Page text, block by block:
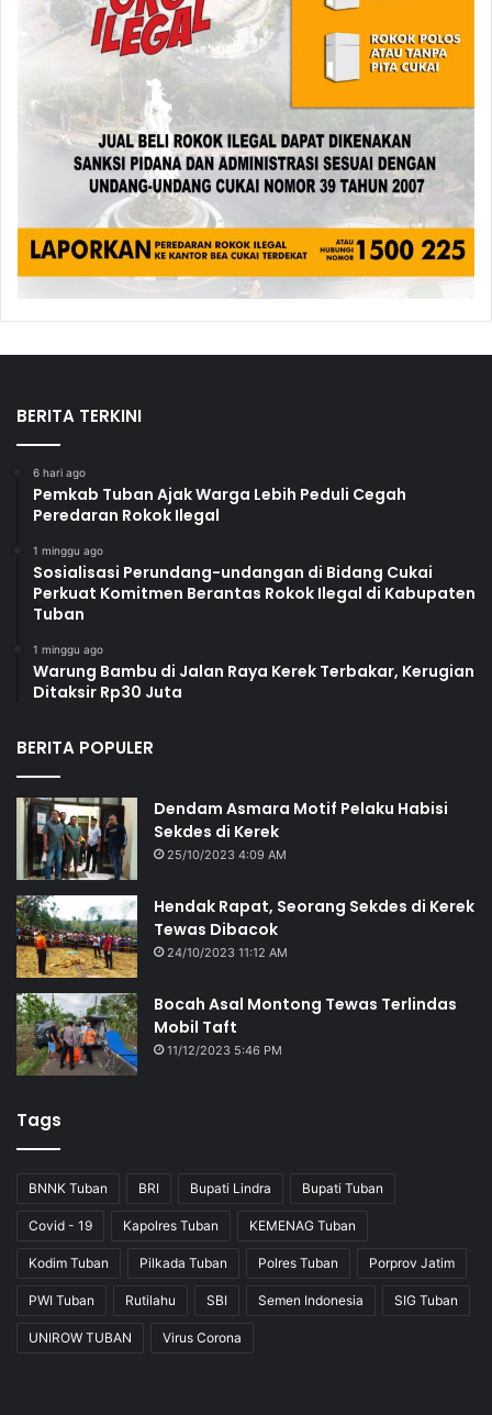
BERITA TERKINI
6 hari ago
Pemkab Tuban Ajak Warga Lebih Peduli Cegah
Peredaran Rokok Ilegal
1 minggu ago
Sosialisasi Perundang-undangan di Bidang Cukai
Perkuat Komitmen Berantas Rokok Ilegal di Kabupaten
Tuban
1 minggu ago
Warung Bambu di Jalan Raya Kerek Terbakar, Kerugian
Ditaksir Rp30 Juta
BERITA POPULER
Dendam Asmara Motif Pelaku Habisi
Sekdes di Kerek
25/10/2023 4:09 AM
Hendak Rapat, Seorang Sekdes di Kerek
Tewas Dibacok
24/10/2023 11:12 AM
Bocah Asal Montong Tewas Terlindas
Mobil Taft
11/12/2023 5:46 PM
Tags
BNNK Tuban BRI Bupati Lindra Bupati Tuban
Covid - 19 Kapolres Tuban KEMENAG Tuban
Kodim Tuban Pilkada Tuban Polres Tuban Porprov Jatim
PWI Tuban Rutilahu SBI Semen Indonesia SIG Tuban
UNIROW TUBAN Virus Corona